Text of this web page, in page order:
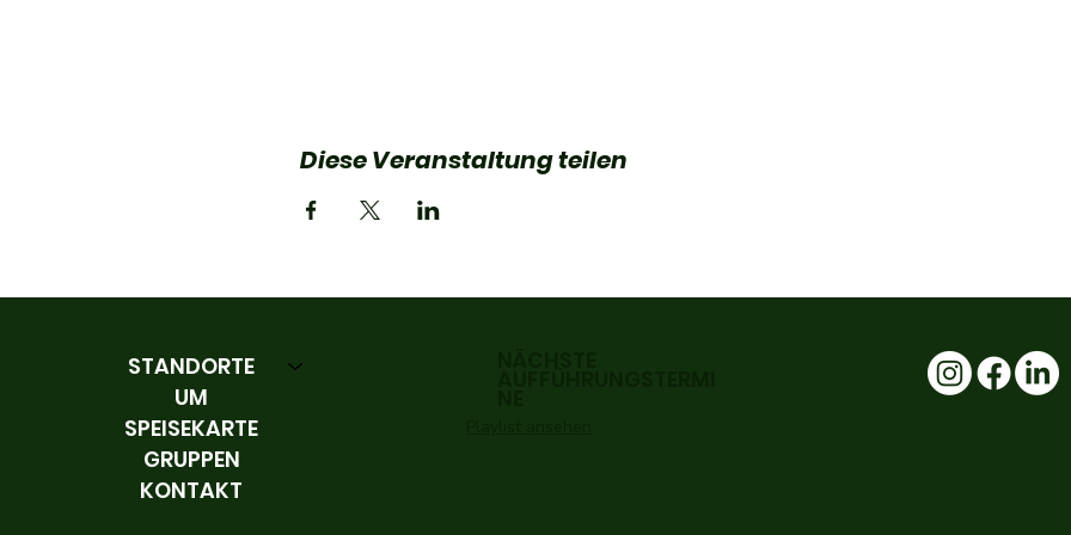
Diese Veranstaltung teilen
STANDORTE
UM
SPEISEKARTE
GRUPPEN
KONTAKT